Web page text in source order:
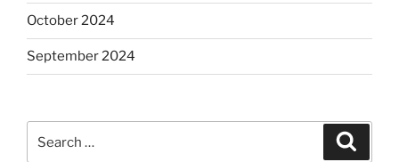
October 2024
September 2024
for: